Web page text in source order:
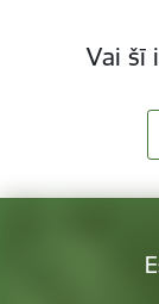
Vai šī